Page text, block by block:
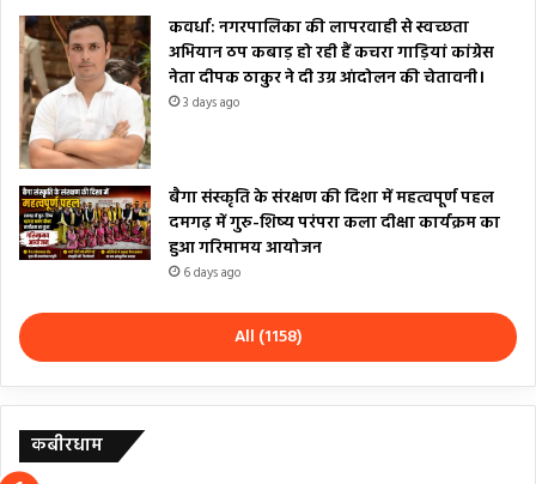
कवर्धा: नगरपालिका की लापरवाही से स्वच्छता
अभियान ठप कबाड़ हो रही हैं कचरा गाड़ियां कांग्रेस
नेता दीपक ठाकुर ने दी उग्र आंदोलन की चेतावनी।
3 days ago
बैगा संस्कृति के संरक्षण की दिशा में महत्वपूर्ण पहल
दमगढ़ में गुरु-शिष्य परंपरा कला दीक्षा कार्यक्रम का
हुआ गरिमामय आयोजन
6 days ago
All (1158)
कबीरधाम